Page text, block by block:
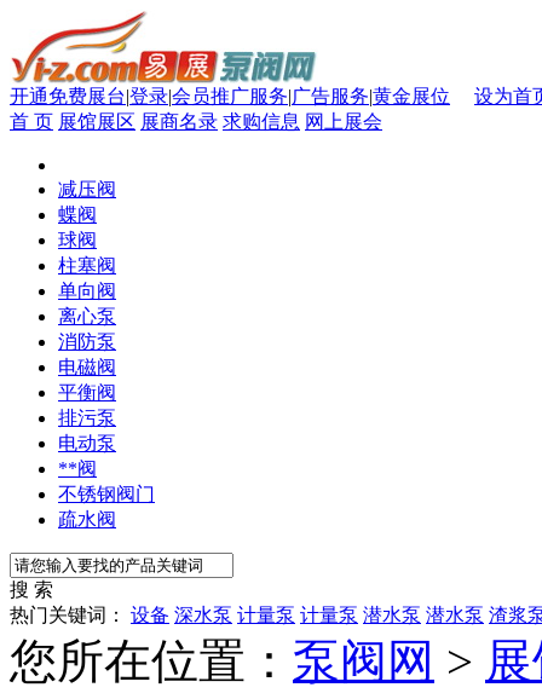
开通免费展台|登录|会员推广服务|广告服务|黄金展位
设为首
首 页 展馆展区 展商名录 求购信息 网上展会
减压阀
蝶阀
球阀
柱塞阀
单向阀
离心泵
消防泵
电磁阀
平衡阀
排污泵
电动泵
**阀
不锈钢阀门
疏水阀
搜 索
热门关键词： 设备 深水泵 计量泵 计量泵 潜水泵 潜水泵 渣浆
您所在位置： 泵阀网 >